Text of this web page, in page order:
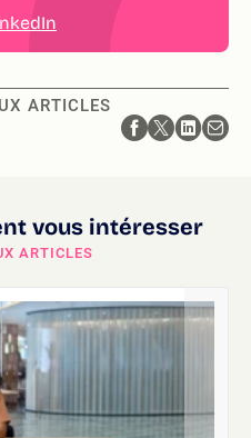
ARTICLES
vous intéresser
ARTICLES